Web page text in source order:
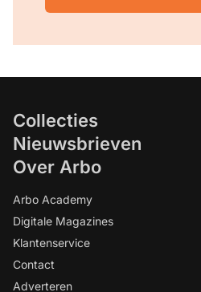
Collecties
Nieuwsbrieven
Over Arbo
Arbo Academy
Digitale Magazines
Klantenservice
Contact
Adverteren